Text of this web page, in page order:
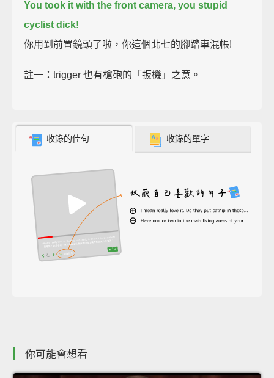
You took it with the front camera, you stupid
cyclist dick!
你用到前置鏡頭了啦，你這個北七的腳踏車混帳!
註一：trigger 也有槍砲的「扳機」之意。
收錄的佳句 收錄的單字
你可能會想看